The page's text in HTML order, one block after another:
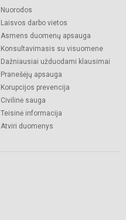
Nuorodos
Laisvos darbo vietos
Asmens duomenų apsauga
Konsultavimasis su visuomene
Dažniausiai užduodami klausimai
Pranešėjų apsauga
Korupcijos prevencija
Civilinė sauga
Teisinė informacija
Atviri duomenys